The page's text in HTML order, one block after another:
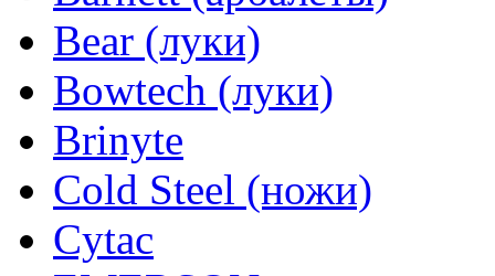
Bear (луки)
Bowtech (луки)
Brinyte
Cold Steel (ножи)
Cytac